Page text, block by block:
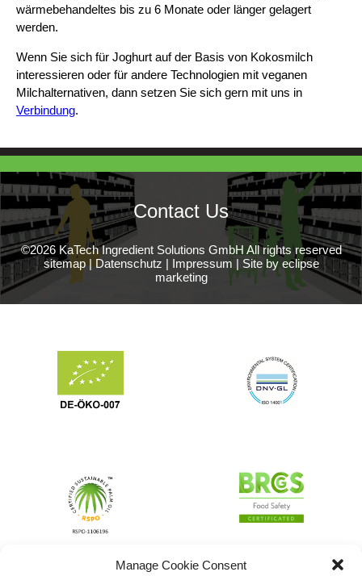
Manage Cookie Consent
wärmebehandeltes bis zu 6 Monate oder länger gelagert
werden.
Wenn Sie sich für Joghurt auf der Basis von Kokosmilch
interessieren oder für andere Technologien mit veganen
Milchalternativen, dann setzen Sie sich gern mit uns in
Verbindung.
Contact Us
©2026 KaTech Ingredient Solutions GmbH All rights reserved
sitemap| Datenschutz | Impressum | Site by eclipse
marketing